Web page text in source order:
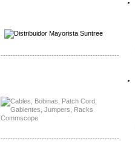
-------------------------------------------------
-------------------------------------------------